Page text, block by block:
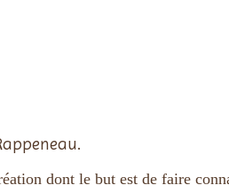
dont le but est de faire